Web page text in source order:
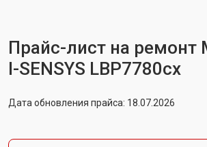
Прайс-лист на ремонт
I-SENSYS LBP7780cx
Дата обновления прайса: 18.07.2026